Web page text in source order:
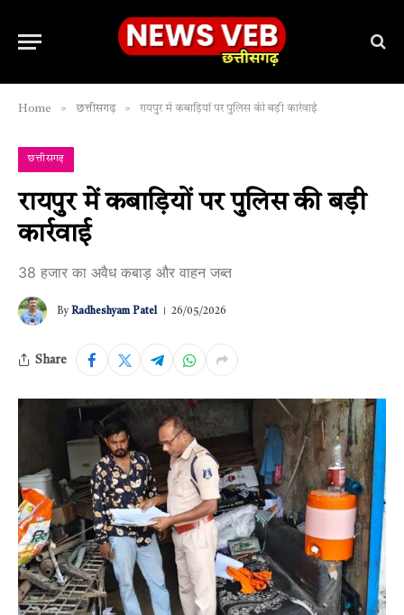
Home » छत्तीसगढ़ » रायपुर में कबाड़ियों पर पुलिस की बड़ी कार्रवाई
छत्तीसगढ़
रायपुर में कबाड़ियों पर पुलिस की बड़ी
कार्रवाई
38 हजार का अवैध कबाड़ और वाहन जब्त
By Radheshyam Patel 26/05/2026
Share